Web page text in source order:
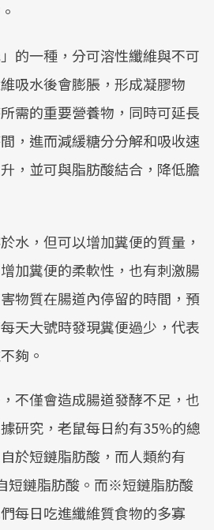
的一種，分可溶性纖維與不可
吸水後會膨脹，形成凝膠物
需的重要營養物，同時可延長
，進而減緩糖分分解和吸收速
，並可與脂肪酸結合，降低膽
水，但可以增加糞便的質量，
加糞便的柔軟性，也有刺激腸
物質在腸道內停留的時間，預
天大號時發現糞便過少，代表
夠。
不僅會造成腸道發酵不足，也
研究，老鼠每日約有35%的總
於短鏈脂肪酸，而人類約有
短鏈脂肪酸。而※短鏈脂肪酸
每日吃進纖維質食物的多寡